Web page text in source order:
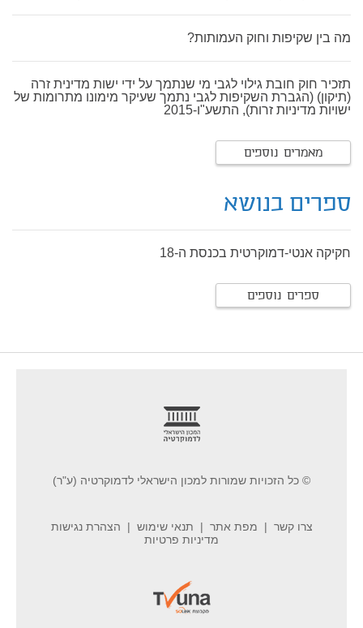
מה בין שקיפות וחוק העמותות?
תזכיר חוק חובת גילוי לגבי מי שנתמך על ידי ישות מדינית זרה
(תיקון) (הגברת השקיפות לגבי נתמך שעיקר מימונו מתרומות של
ישויות מדיניות זרות), התשע"ו-2015
מאמרים נוספים
ספרים בנושא
חקיקה אנטי-דמוקרטית בכנסת ה-18
ספרים נוספים
© כל הזכויות שמורות למכון הישראלי לדמוקרטיה (ע"ר)
צרו קשר מפת אתר תנאי שימוש
הצהרת נגישות
מדיניות פרטיות